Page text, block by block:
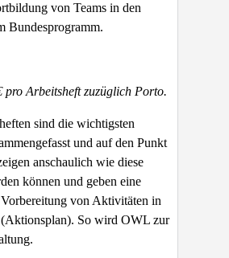
von Teams in den
Bundesprogramm.
pro Arbeitsheft zuzüglich Porto.
sind die wichtigsten
und auf den Punkt
anschaulich wie diese
können und geben eine
von Aktivitäten in
So wird OWL zur